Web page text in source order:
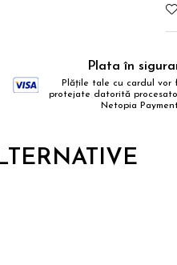
Plata în
Plățile tale cu cardul vor
protejate datorită
Netopia